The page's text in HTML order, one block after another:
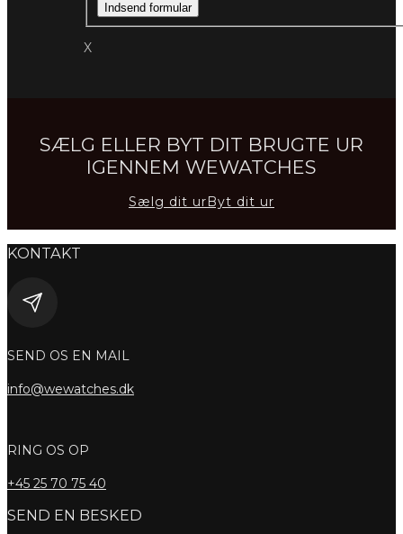
Indsend formular
X
SÆLG ELLER BYT DIT BRUGTE UR
IGENNEM WEWATCHES
Sælg dit urByt dit ur
KONTAKT
SEND OS EN MAIL
info@wewatches.dk
RING OS OP
+45 25 70 75 40
SEND EN BESKED